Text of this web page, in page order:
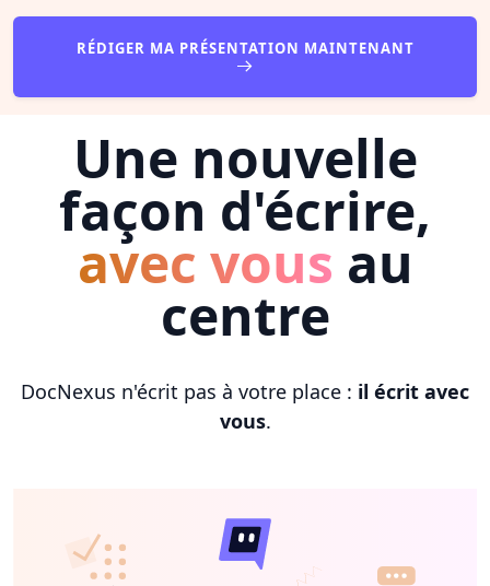
RÉDIGER MA PRÉSENTATION MAINTENANT
Une nouvelle
façon d'écrire,
avec vous au
centre
DocNexus n'écrit pas à votre place : il écrit avec
vous.